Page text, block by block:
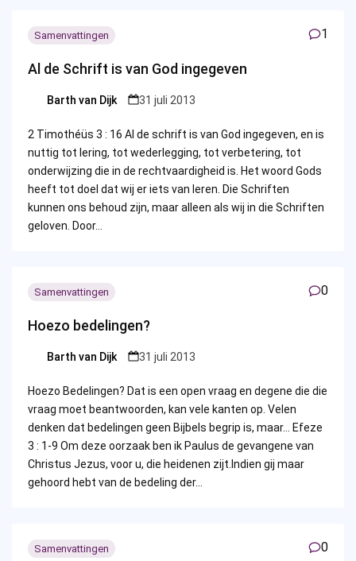
Samenvattingen 1
Al de Schrift is van God ingegeven
Posted
Barth van Dijk 31 juli 2013
2 Timothéüs 3 : 16 Al de schrift is van God ingegeven, en is
nuttig tot lering, tot wederlegging, tot verbetering, tot
onderwijzing die in de rechtvaardigheid is. Het woord Gods
heeft tot doel dat wij er iets van leren. Die Schriften
kunnen ons behoud zijn, maar alleen als wij in die Schriften
geloven. Door…
Samenvattingen 0
Hoezo bedelingen?
Posted
Barth van Dijk 31 juli 2013
Hoezo Bedelingen? Dat is een open vraag en degene die die
vraag moet beantwoorden, kan vele kanten op. Velen
denken dat bedelingen geen Bijbels begrip is, maar… Efeze
3 : 1-9 Om deze oorzaak ben ik Paulus de gevangene van
Christus Jezus, voor u, die heidenen zijt.Indien gij maar
gehoord hebt van de bedeling der…
Samenvattingen 0